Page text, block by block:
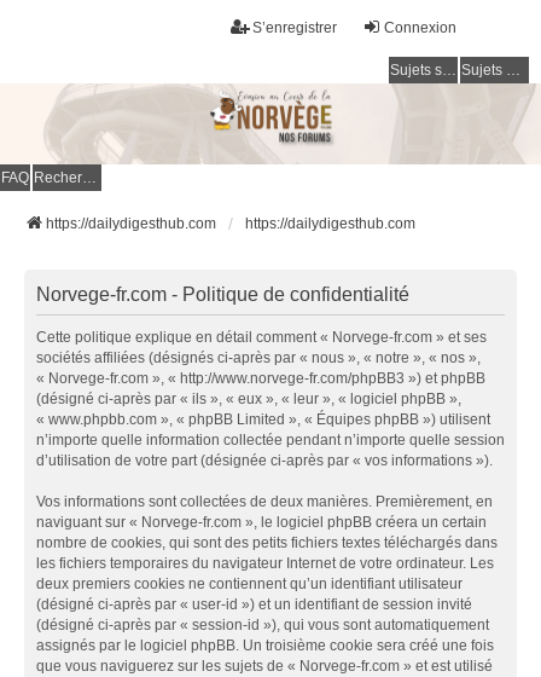
Connexion
S’enregistrer
Sujets sans réponse Sujets actifs
FAQ Rechercher
https://dailydigesthub.com https://dailydigesthub.com
Norvege-fr.com - Politique de confidentialité
Cette politique explique en détail comment « Norvege-fr.com » et ses
sociétés affiliées (désignés ci-après par « nous », « notre », « nos »,
« Norvege-fr.com », « http://www.norvege-fr.com/phpBB3 ») et phpBB
(désigné ci-après par « ils », « eux », « leur », « logiciel phpBB »,
« www.phpbb.com », « phpBB Limited », « Équipes phpBB ») utilisent
n’importe quelle information collectée pendant n’importe quelle session
d’utilisation de votre part (désignée ci-après par « vos informations »).
Vos informations sont collectées de deux manières. Premièrement, en
naviguant sur « Norvege-fr.com », le logiciel phpBB créera un certain
nombre de cookies, qui sont des petits fichiers textes téléchargés dans
les fichiers temporaires du navigateur Internet de votre ordinateur. Les
deux premiers cookies ne contiennent qu’un identifiant utilisateur
(désigné ci-après par « user-id ») et un identifiant de session invité
(désigné ci-après par « session-id »), qui vous sont automatiquement
assignés par le logiciel phpBB. Un troisième cookie sera créé une fois
que vous naviguerez sur les sujets de « Norvege-fr.com » et est utilisé